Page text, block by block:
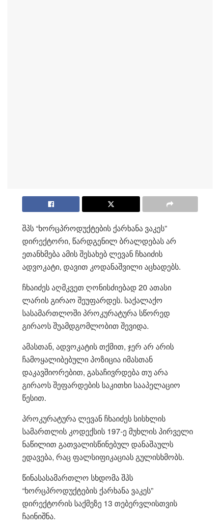
შპს “ხორცპროდუქტების ქარხანა ვაკეს”
დირექტორი, წარდგენილ ბრალდებას არ
ეთანხმება ამის შესახებ ლევან ჩხაიძის
ადვოკატი, დავით კოდანაშვილი აცხადებს.
ჩხაიძეს აღმკვეთ ღონისძიებად 20 ათასი
ლარის გირაო შეუფარდეს. საქალაქო
სასამართლოში პროკურატურა სწორედ
გირაოს შუამდგომლობით შევიდა.
ამასთან, ადვოკატის თქმით, ჯერ არ არის
ჩამოყალიბებული პოზიცია იმასთან
დაკავშიორებით, გასაჩივრდება თუ არა
გირაოს შეფარდების საკითხი სააპელაციო
წესით.
პროკურატურა ლევან ჩხაიძეს სისხლის
სამართლის კოდექსის 197-ე მუხლის პირველი
ნაწილით გათვალისწინებულ დანაშაულს
ედავება, რაც ფალსიფიკაციას გულისხმობს.
წინასასამართლო სხდომა შპს
“ხორცპროდუქტების ქარხანა ვაკეს”
დირექტორის საქმეზე 13 თებერვლისთვის
ჩაინიშნა.